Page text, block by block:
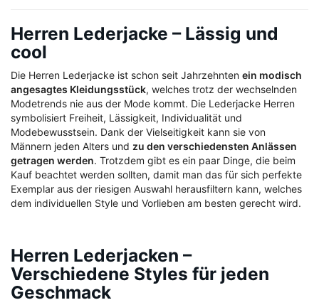
Herren Lederjacke – Lässig und
cool
Die Herren Lederjacke ist schon seit Jahrzehnten ein modisch
angesagtes Kleidungsstück, welches trotz der wechselnden
Modetrends nie aus der Mode kommt. Die Lederjacke Herren
symbolisiert Freiheit, Lässigkeit, Individualität und
Modebewusstsein. Dank der Vielseitigkeit kann sie von
Männern jeden Alters und zu den verschiedensten Anlässen
getragen werden. Trotzdem gibt es ein paar Dinge, die beim
Kauf beachtet werden sollten, damit man das für sich perfekte
Exemplar aus der riesigen Auswahl herausfiltern kann, welches
dem individuellen Style und Vorlieben am besten gerecht wird.
Herren Lederjacken –
Verschiedene Styles für jeden
Geschmack